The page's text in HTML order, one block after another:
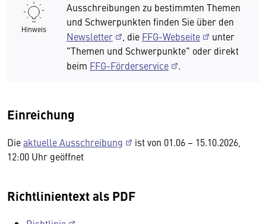
Hinweis
Ausschreibungen zu bestimmten Themen
und Schwerpunkten finden Sie über den
Newsletter
, die FFG-Webseite
unter
"Themen und Schwerpunkte" oder direkt
beim FFG-Förderservice .
Einreichung
Dieaktuelle Ausschreibung
ist von 01.06 – 15.10.2026,
12:00 Uhr geöffnet
Richtlinientext als PDF